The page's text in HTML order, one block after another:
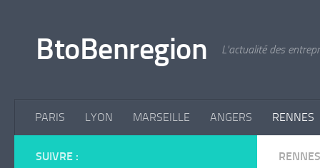
BtoBenregion L'actualité des
PARIS LYON MARSEILLE ANGERS RENNES
RENNES
SUIVRE :